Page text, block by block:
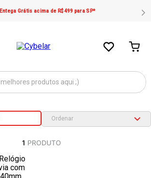
Entega Grátis acima de R$499 para SP*
1 PRODUTO